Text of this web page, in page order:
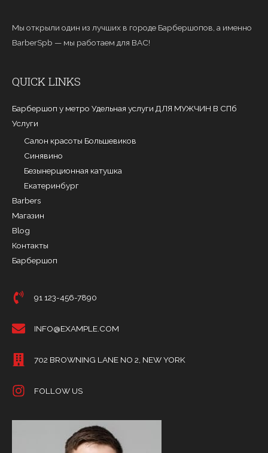
Мы открыли один из лучших в городе Барбершопов, а именно
BarberSpb — мы работаем для ВАС!
QUICK LINKS
Барбершоп у метро Удельная услуги ДЛЯ МУЖЧИН В СПб
Услуги
Салон красоты Большевиков
Синявино
Безынерционная катушка
Екатеринбург
Barbers
Магазин
Blog
Контакты
Барбершоп
91 123-456-7890
INFO@EXAMPLE.COM
702 BROWNING LANE NO 2, NEW YORK
FOLLOW US